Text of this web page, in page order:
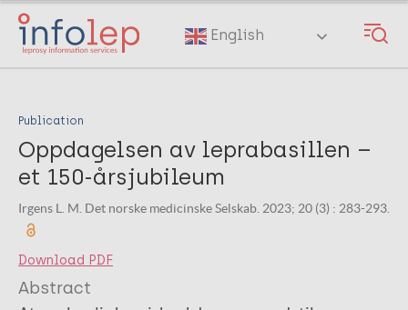
Skip
main
English
Publication
Oppdagelsen av leprabasillen –
et 150-årsjubileum
Irgens L. M. Det norske medicinske Selskab. 2023; 20 (3) : 283-293.
Download PDF
Abstract